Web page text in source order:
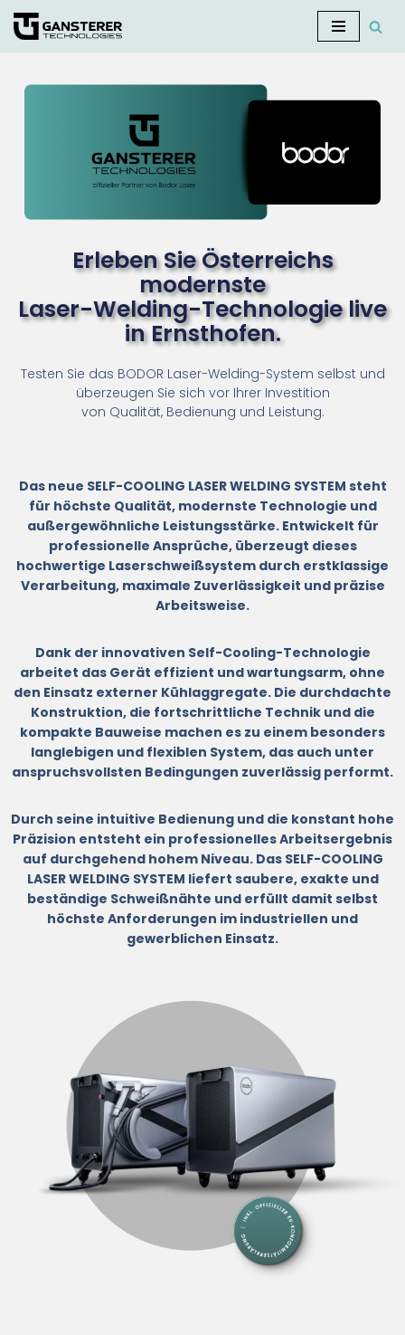
springen
Erleben Sie Österreichs
modernste
Laser-Welding-Technologie live
in Ernsthofen.
Testen Sie das BODOR Laser-Welding-System selbst und
überzeugen Sie sich vor Ihrer Investition
von Qualität, Bedienung und Leistung.
Das neue SELF-COOLING LASER WELDING SYSTEM steht
für höchste Qualität, modernste Technologie und
außergewöhnliche Leistungsstärke. Entwickelt für
professionelle Ansprüche, überzeugt dieses
hochwertige Laserschweißsystem durch erstklassige
Verarbeitung, maximale Zuverlässigkeit und präzise
Arbeitsweise.
Dank der innovativen Self-Cooling-Technologie
arbeitet das Gerät effizient und wartungsarm, ohne
den Einsatz externer Kühlaggregate. Die durchdachte
Konstruktion, die fortschrittliche Technik und die
kompakte Bauweise machen es zu einem besonders
langlebigen und flexiblen System, das auch unter
anspruchsvollsten Bedingungen zuverlässig performt.
Durch seine intuitive Bedienung und die konstant hohe
Präzision entsteht ein professionelles Arbeitsergebnis
auf durchgehend hohem Niveau. Das SELF-COOLING
LASER WELDING SYSTEM liefert saubere, exakte und
beständige Schweißnähte und erfüllt damit selbst
höchste Anforderungen im industriellen und
gewerblichen Einsatz.